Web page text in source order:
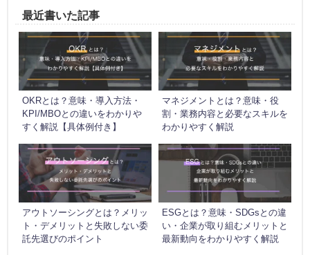
最近書いた記事
OKRとは？意味・導入方法・
KPI/MBOとの違いをわかりや
すく解説【具体例付き】
マネジメントとは？意味・役
割・業務内容と必要なスキルを
わかりやすく解説
アウトソーシングとは？メリッ
ト・デメリットと失敗しない委
託先選びのポイント
ESGとは？意味・SDGsとの違
い・企業が取り組むメリットと
最新動向をわかりやすく解説